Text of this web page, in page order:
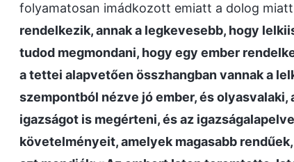
folyamatosan imádkozott emiatt a dolog
rendelkezik, annak a legkevesebb, hogy
tudod megmondani, hogy egy ember
a tettei alapvetően összhangban vannak a
szempontból nézve jó ember, és
igazságot is megérteni, és az
követelményeit, amelyek magasabb